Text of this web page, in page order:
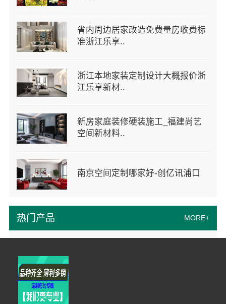
热门产品 MORE+
省内周边居家改造免费量房收费标
准浙江乐享..
浙江本地家装定制设计大概报价浙
江乐享新材..
新房家庭装修硬装施工_福建尚艺
空间新材料..
南京空间定制哪家好-创亿讯浦口